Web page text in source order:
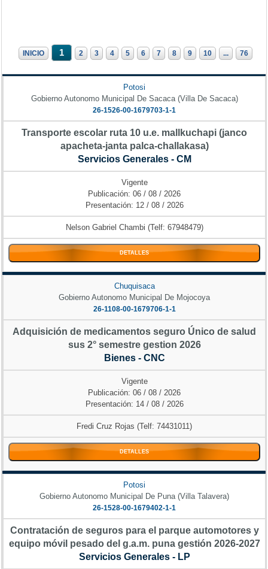
INICIO 1 2 3 4 5 6 7 8 9 10 ... 76
Potosi
Gobierno Autonomo Municipal De Sacaca (Villa De Sacaca)
26-1526-00-1679703-1-1
Transporte escolar ruta 10 u.e. mallkuchapi (janco
apacheta-janta palca-challakasa)
Servicios Generales - CM
Vigente
Publicación: 06 / 08 / 2026
Presentación: 12 / 08 / 2026
Nelson Gabriel Chambi (Telf: 67948479)
DETALLES
Chuquisaca
Gobierno Autonomo Municipal De Mojocoya
26-1108-00-1679706-1-1
Adquisición de medicamentos seguro Único de salud
sus 2° semestre gestion 2026
Bienes - CNC
Vigente
Publicación: 06 / 08 / 2026
Presentación: 14 / 08 / 2026
Fredi Cruz Rojas (Telf: 74431011)
DETALLES
Potosi
Gobierno Autonomo Municipal De Puna (Villa Talavera)
26-1528-00-1679402-1-1
Contratación de seguros para el parque automotores y
equipo móvil pesado del g.a.m. puna gestión 2026-2027
Servicios Generales - LP